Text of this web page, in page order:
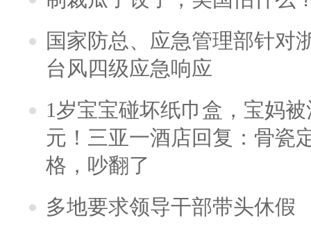
国家防总、应急管理部针对
台风四级应急响应
1岁宝宝碰坏纸巾盒，宝妈
元！三亚一酒店回复：骨瓷
格，吵翻了
多地要求领导干部带头休假